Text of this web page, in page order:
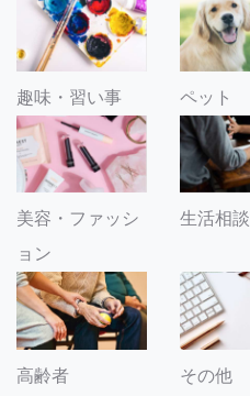
趣味・習い事 ペット
美容・ファッシ
ョン
生活相談
高齢者 その他